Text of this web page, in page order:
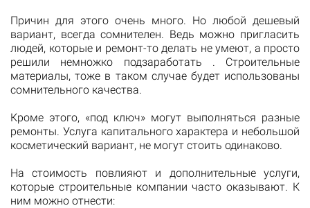
Причин для этого очень много. Но любой дешевый
вариант, всегда сомнителен. Ведь можно пригласить
людей, которые и ремонт-то делать не умеют, а просто
решили немножко подзаработать . Строительные
материалы, тоже в таком случае будет использованы
сомнительного качества.
Кроме этого, «под ключ» могут выполняться разные
ремонты. Услуга капитального характера и небольшой
косметический вариант, не могут стоить одинаково.
На стоимость повлияют и дополнительные услуги,
которые строительные компании часто оказывают. К
ним можно отнести: